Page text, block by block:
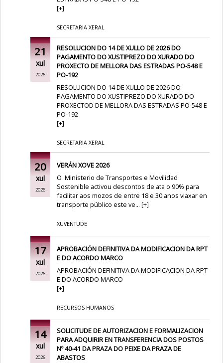
[+]
SECRETARIA XERAL
21
xul
2026
RESOLUCION DO 14 DE XULLO DE 2026 DO
PAGAMENTO DO XUSTIPREZO DO XURADO DO
PROXECTO DE MELLORA DAS ESTRADAS PO-548 E
PO-192
RESOLUCION DO 14 DE XULLO DE 2026 DO
PAGAMENTO DO XUSTIPREZO DO XURADO DO
PROXECTOD DE MELLORA DAS ESTRADAS PO-548 E
PO-192
[+]
SECRETARIA XERAL
20
xul
2026
VERÁN XOVE 2026
O Ministerio de Transportes e Movilidad
Sostenible activou descontos de ata o 90% para
facilitar aos mozos de entre 18 e 30 anos viaxar en
transporte público este ve...[+]
XUVENTUDE
17
xul
2026
APROBACIÓN DEFINITIVA DA MODIFICACION DA RPT
E DO ACORDO MARCO
APROBACIÓN DEFINITIVA DA MODIFICACION DA RPT
E DO ACORDO MARCO
[+]
RECURSOS HUMANOS
14
xul
2026
SOLICITUDE DE AUTORIZACION E FORMALIZACION
PARA ADQUIRIR EN TRANSFERENCIA DOS POSTOS
Nº 40-41 DA PRAZA DO PEIXE DA PRAZA DE
ABASTOS